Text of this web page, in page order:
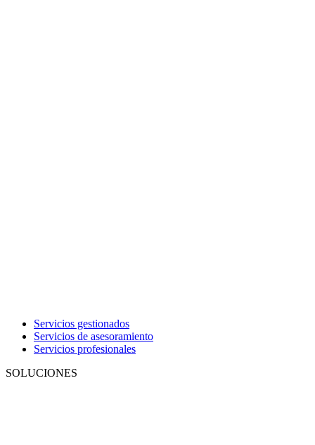
Servicios gestionados
Servicios de asesoramiento
Servicios profesionales
SOLUCIONES